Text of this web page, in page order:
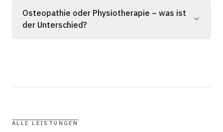
Osteopathie oder Physiotherapie – was ist
der Unterschied?
ALLE LEISTUNGEN